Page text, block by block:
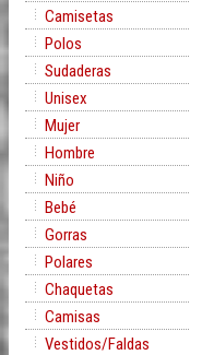
Camisetas
Polos
Sudaderas
Unisex
Mujer
Hombre
Niño
Bebé
Gorras
Polares
Chaquetas
Camisas
Vestidos/Faldas